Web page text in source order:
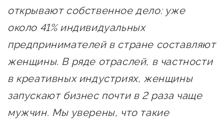
открывают собственное дело: уже
около 41% индивидуальных
предпринимателей в стране составляют
женщины. В ряде отраслей, в частности
в креативных индустриях, женщины
запускают бизнес почти в 2 раза чаще
мужчин. Мы уверены, что такие